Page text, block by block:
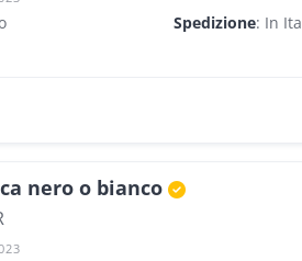
Spedizione: In
nero o bianco